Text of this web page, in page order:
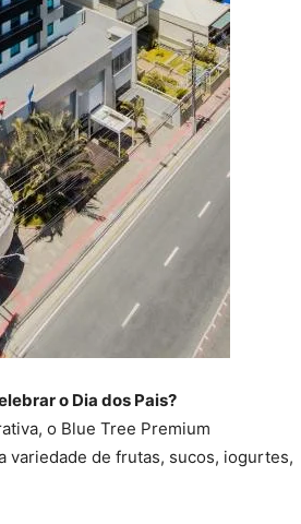
o Dia dos Pais?
o Blue Tree Premium
variedade de frutas, sucos, iogurtes,